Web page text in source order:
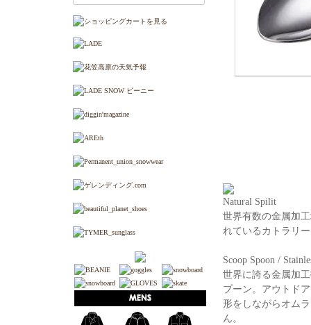
Natural Spilit
世界有数の金属加
れているカトラリ
Scoop Spoon /
世界に誇る金属加
プーン。アウトド
形をしながらオム
ん。